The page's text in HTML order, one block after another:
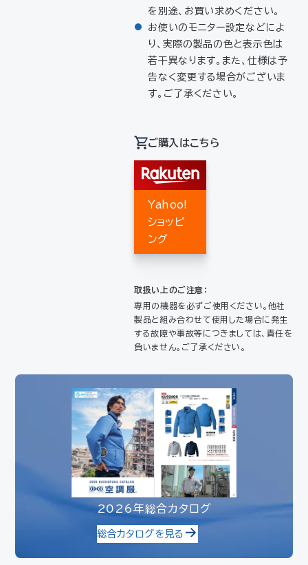
を別途、お買い求めください。
お使いのモニター設定などによ
り、実際の製品の色と表示色は
若干異なります。また、仕様は予
告なく変更する場合がございま
す。ご了承ください。
ご購入はこちら
Yahoo!
ショッピ
ング
取扱い上のご注意：
専用の機器を必ずご使用ください。他社
製品と組み合わせて使用した場合に発生
する故障や事故等につきましては、責任を
負いません。ご了承ください。
2026年総合カタログ
総合カタログを見る